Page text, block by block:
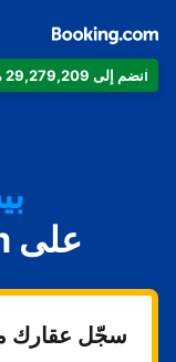
انضم إلى 29,279,209 من خيارات الإقامة الأخرى
على Booking.com
سجّل عقارك